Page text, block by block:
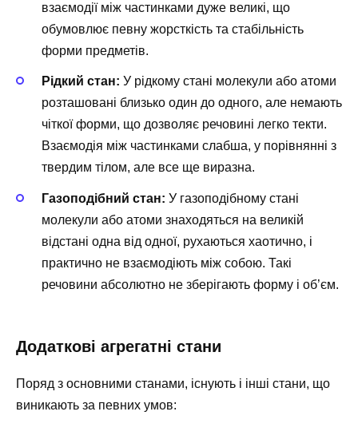
взаємодії між частинками дуже великі, що
обумовлює певну жорсткість та стабільність
форми предметів.
Рідкий стан: У рідкому стані молекули або атоми
розташовані близько один до одного, але немають
чіткої форми, що дозволяє речовині легко текти.
Взаємодія між частинками слабша, у порівнянні з
твердим тілом, але все ще виразна.
Газоподібний стан: У газоподібному стані
молекули або атоми знаходяться на великій
відстані одна від одної, рухаються хаотично, і
практично не взаємодіють між собою. Такі
речовини абсолютно не зберігають форму і об’єм.
Додаткові агрегатні стани
Поряд з основними станами, існують і інші стани, що
виникають за певних умов: